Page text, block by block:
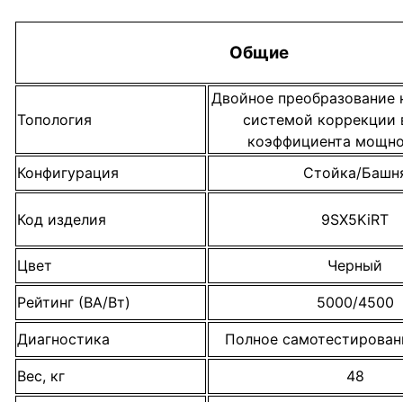
Общие
Топология
Двойное преобразование
системой коррекции
коэффициента
Конфигурация
Стойка/
Код изделия 9SX5KiRT
Цвет Черный
Рейтинг (ВА/Вт) 5000/4500
Диагностика Полное
Вес, кг 48